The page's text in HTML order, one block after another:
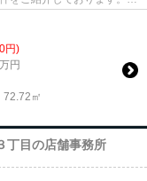
円)
円
72.72㎡
丁目の店舗事務所